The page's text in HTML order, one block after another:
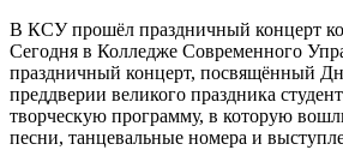
В КСУ прошёл праздничный концерт
Сегодня в Колледже Современного
праздничный концерт, посвящённый
преддверии великого праздника
творческую программу, в которую
песни, танцевальные номера и